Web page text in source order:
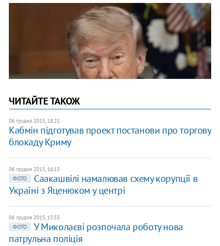
ЧИТАЙТЕ ТАКОЖ
06 грудня 2015, 18:21
Кабмін підготував проект постанови про торгову
блокаду Криму
06 грудня 2015, 16:15
ФОТО
Саакашвілі намалював схему корупції в
Україні з Яценюком у центрі
06 грудня 2015, 15:55
ФОТО
У Миколаєві розпочала роботу нова
патрульна поліція